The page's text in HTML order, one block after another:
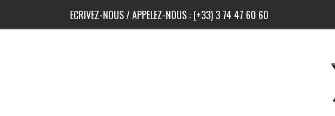
ECRIVEZ-NOUS/ APPELEZ-NOUS : (+33) 3 74 47 60 60